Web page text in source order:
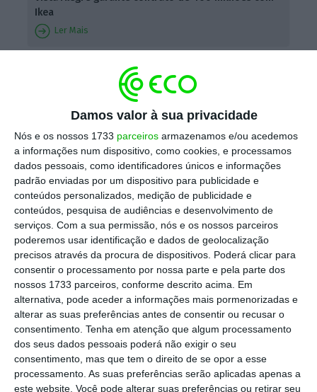
Damos valor à sua privacidade
Nós e os nossos 1733 parceiros armazenamos e/ou acedemos
a informações num dispositivo, como cookies, e processamos
dados pessoais, como identificadores únicos e informações
padrão enviadas por um dispositivo para publicidade e
conteúdos personalizados, medição de publicidade e
conteúdos, pesquisa de audiências e desenvolvimento de
serviços. Com a sua permissão, nós e os nossos parceiros
poderemos usar identificação e dados de geolocalização
precisos através da procura de dispositivos. Poderá clicar para
consentir o processamento por nossa parte e pela parte dos
nossos 1733 parceiros, conforme descrito acima. Em
alternativa, pode aceder a informações mais pormenorizadas e
alterar as suas preferências antes de consentir ou recusar o
consentimento. Tenha em atenção que algum processamento
dos seus dados pessoais poderá não exigir o seu
consentimento, mas que tem o direito de se opor a esse
processamento. As suas preferências serão aplicadas apenas a
este website. Você pode alterar suas preferências ou retirar seu
Ikea
Ler Mais
“Esta redução éexplicada maioritariamente
por efeitos temporais associados ao
diferimento de alguns projetos B2B de grés e
cristal para trimestres seguintes”, explica a
Vista Alegre. Excluindo estes efeitos pontuais,
salienta, “a procura manteve-se resiliente,
com destaque para o crescimento das vendas
de marca própria e retalho, que continuaram
a ganhar relevância nomix de negócio”.
Por segmentos, afaiançaapresentou um
desempenho positivo, “com vendas de 4,9
milhões de euros, correspondendo a um
crescimento de 11,2%”, e o segmento
porcelana e complementaresatingiu 10,7
milhões de euros, 1% abaixo do período